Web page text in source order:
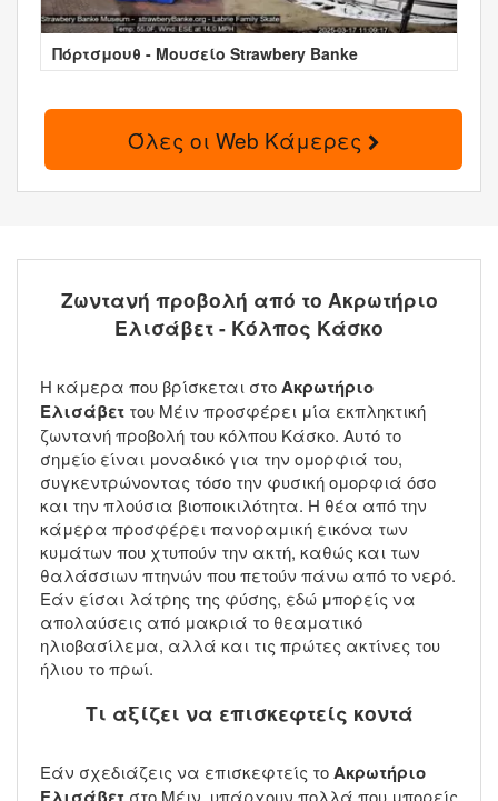
Πόρτσμουθ - Μουσείο Strawbery Banke
Όλες οι Web Κάμερες
Ζωντανή προβολή από το Ακρωτήριο
Ελισάβετ - Κόλπος Κάσκο
Η κάμερα που βρίσκεται στοΑκρωτήριο
Ελισάβετ του Μέιν προσφέρει μία εκπληκτική
ζωντανή προβολή του κόλπου Κάσκο. Αυτό το
σημείο είναι μοναδικό για την ομορφιά του,
συγκεντρώνοντας τόσο την φυσική ομορφιά όσο
και την πλούσια βιοποικιλότητα. Η θέα από την
κάμερα προσφέρει πανοραμική εικόνα των
κυμάτων που χτυπούν την ακτή, καθώς και των
θαλάσσιων πτηνών που πετούν πάνω από το νερό.
Εάν είσαι λάτρης της φύσης, εδώ μπορείς να
απολαύσεις από μακριά το θεαματικό
ηλιοβασίλεμα, αλλά και τις πρώτες ακτίνες του
ήλιου το πρωί.
Τι αξίζει να επισκεφτείς κοντά
Εάν σχεδιάζεις να επισκεφτείς τοΑκρωτήριο
στο Μέιν, υπάρχουν πολλά που μπορείς